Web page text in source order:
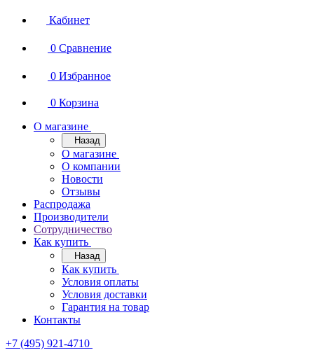
Кабинет
0 Сравнение
0 Избранное
0 Корзина
О магазине
Назад
О магазине
О компании
Новости
Отзывы
Распродажа
Производители
Сотрудничество
Как купить
Назад
Как купить
Условия оплаты
Условия доставки
Гарантия на товар
Контакты
+7 (495) 921-4710